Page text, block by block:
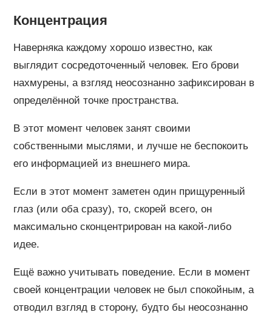
Концентрация
Наверняка каждому хорошо известно, как
выглядит сосредоточенный человек. Его брови
нахмурены, а взгляд неосознанно зафиксирован в
определённой точке пространства.
В этот момент человек занят своими
собственными мыслями, и лучше не беспокоить
его информацией из внешнего мира.
Если в этот момент заметен один прищуренный
глаз (или оба сразу), то, скорей всего, он
максимально сконцентрирован на какой-либо
идее.
Ещё важно учитывать поведение. Если в момент
своей концентрации человек не был спокойным, а
отводил взгляд в сторону, будто бы неосознанно